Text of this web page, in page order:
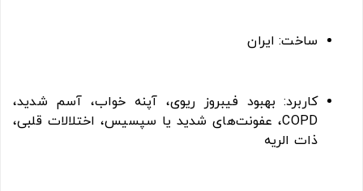
ساخت: ایران
کاربرد: بهبود فیبروز ریوی، آپنه خواب، آسم شدید،
COPD، عفونت‌های شدید یا سپسیس، اختلالات قلبی،
ذات الریه